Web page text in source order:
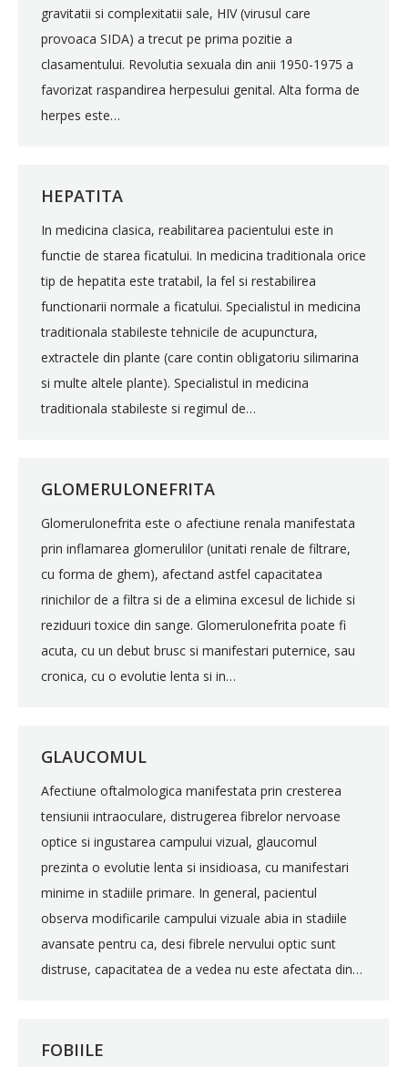
gravitatii si complexitatii sale, HIV (virusul care
provoaca SIDA) a trecut pe prima pozitie a
clasamentului. Revolutia sexuala din anii 1950-1975 a
favorizat raspandirea herpesului genital. Alta forma de
herpes este…
HEPATITA
In medicina clasica, reabilitarea pacientului este in
functie de starea ficatului. In medicina traditionala orice
tip de hepatita este tratabil, la fel si restabilirea
functionarii normale a ficatului. Specialistul in medicina
traditionala stabileste tehnicile de acupunctura,
extractele din plante (care contin obligatoriu silimarina
si multe altele plante). Specialistul in medicina
traditionala stabileste si regimul de…
GLOMERULONEFRITA
Glomerulonefrita este o afectiune renala manifestata
prin inflamarea glomerulilor (unitati renale de filtrare,
cu forma de ghem), afectand astfel capacitatea
rinichilor de a filtra si de a elimina excesul de lichide si
reziduuri toxice din sange. Glomerulonefrita poate fi
acuta, cu un debut brusc si manifestari puternice, sau
cronica, cu o evolutie lenta si in…
GLAUCOMUL
Afectiune oftalmologica manifestata prin cresterea
tensiunii intraoculare, distrugerea fibrelor nervoase
optice si ingustarea campului vizual, glaucomul
prezinta o evolutie lenta si insidioasa, cu manifestari
minime in stadiile primare. In general, pacientul
observa modificarile campului vizuale abia in stadiile
avansate pentru ca, desi fibrele nervului optic sunt
distruse, capacitatea de a vedea nu este afectata din…
FOBIILE